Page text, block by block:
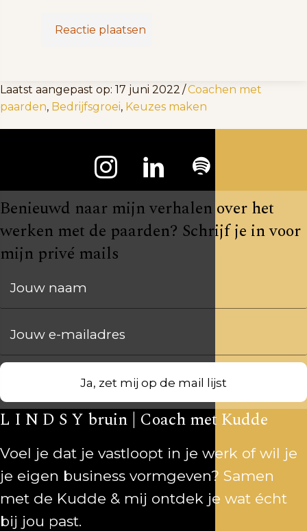
Laatst aangepast op: 17 juni 2022 /Coachen met
paarden, Bedrijfsgroei, Keuzes maken
Benieuwd naar mijn verhalen over het
werken met de paarden? Schrijf je in voor
mijn privé mails
Jouw naam
Jouw e-mailadres
Ja, zet mij op de mail lijst
L I N D S Y bruin | Coach met Kudde
Voel je dat je vastloopt in je werk of wil je
je eigen business vormgeven? Samen
met de Kudde & mij ontdek je wat écht
bij jou past.